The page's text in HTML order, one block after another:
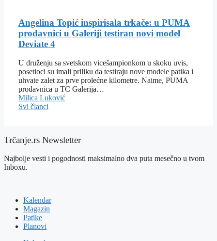
Angelina Topić inspirisala trkače: u PUMA
prodavnici u Galeriji testiran novi model
Deviate 4
U druženju sa svetskom vicešampionkom u skoku uvis,
posetioci su imali priliku da testiraju nove modele patika i
uhvate zalet za prve prolećne kilometre. Naime, PUMA
prodavnica u TC Galerija…
Milica Luković
Svi članci
Trčanje.rs Newsletter
Najbolje vesti i pogodnosti maksimalno dva puta mesečno u tvom
Inboxu.
Kalendar
Magazin
Patike
Planovi